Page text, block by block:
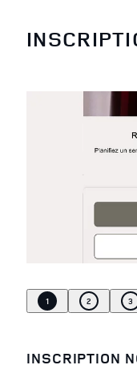
1 2 3
INSCRIPTION